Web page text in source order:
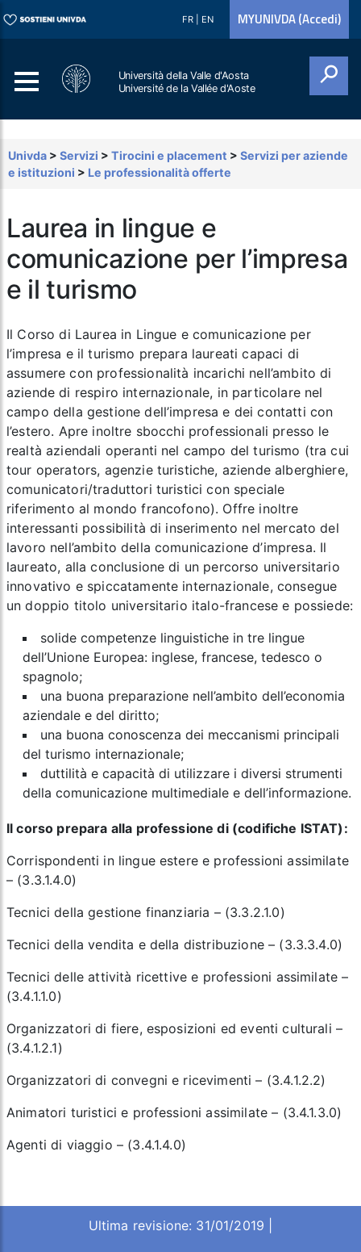
FR EN MYUNIVDA (Accedi)
Università della Valle d'Aosta
Université de la Vallée d'Aoste
Univda > Servizi > Tirocini e placement > Servizi per aziende
e istituzioni > Le professionalità offerte
Laurea in lingue e
comunicazione per l’impresa
e il turismo
Il Corso di Laurea in Lingue e comunicazione per
l’impresa e il turismo prepara laureati capaci di
assumere con professionalità incarichi nell’ambito di
aziende di respiro internazionale, in particolare nel
campo della gestione dell’impresa e dei contatti con
l’estero. Apre inoltre sbocchi professionali presso le
realtà aziendali operanti nel campo del turismo (tra cui
tour operators, agenzie turistiche, aziende alberghiere,
comunicatori/traduttori turistici con speciale
riferimento al mondo francofono). Offre inoltre
interessanti possibilità di inserimento nel mercato del
lavoro nell’ambito della comunicazione d’impresa. Il
laureato, alla conclusione di un percorso universitario
innovativo e spiccatamente internazionale, consegue
undoppio titolo universitario italo-francese e possiede:
solide competenze linguistiche in tre lingue
dell’Unione Europea: inglese, francese, tedesco o
spagnolo;
una buona preparazione nell’ambito dell’economia
aziendale e del diritto;
una buona conoscenza dei meccanismi principali
del turismo internazionale;
duttilità e capacità di utilizzare i diversi strumenti
della comunicazione multimediale e dell’informazione.
Il corso prepara alla professione di (codifiche ISTAT):
Corrispondenti in lingue estere e professioni assimilate
– (3.3.1.4.0)
Tecnici della gestione finanziaria – (3.3.2.1.0)
Tecnici della vendita e della distribuzione – (3.3.3.4.0)
Tecnici delle attività ricettive e professioni assimilate –
(3.4.1.1.0)
Organizzatori di fiere, esposizioni ed eventi culturali –
(3.4.1.2.1)
Organizzatori di convegni e ricevimenti – (3.4.1.2.2)
Animatori turistici e professioni assimilate – (3.4.1.3.0)
Agenti di viaggio – (3.4.1.4.0)
Ultima revisione: 31/01/2019 |